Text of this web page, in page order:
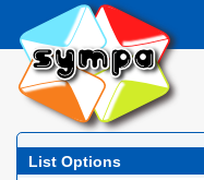
List Options